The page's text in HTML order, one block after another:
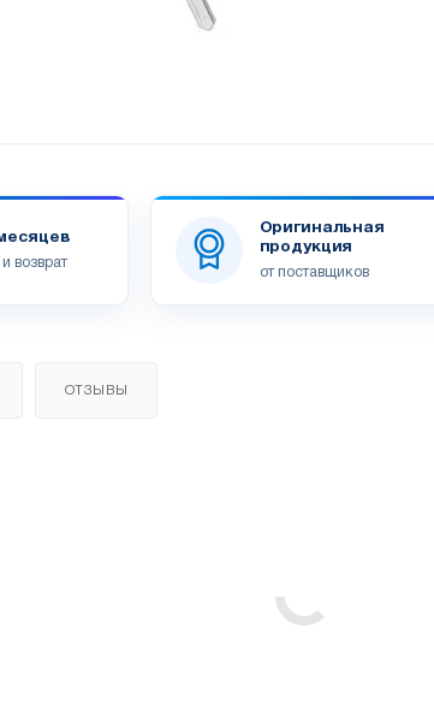
возврат
Оригинальная
продукция
от поставщиков
ОТЗЫВЫ